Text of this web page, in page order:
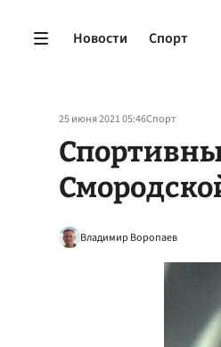
Новости Спорт
25 июня 2021 05:46Спорт
Владимир Воропаев